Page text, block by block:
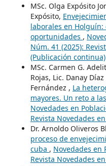
MSc. Olga Expósito
Expósito,
laborales en Holguín:
oportunidades ,
Núm. 41 (2025):
(Publicación continua)
MSc. Carmen G.
Rojas, Lic. Danay
Fernández , La
mayores. Un reto a
Novedades en
Revista Novedades
Dr. Arnoldo Oliveros
proceso de
cuba , Novedades en
Revista Novedades